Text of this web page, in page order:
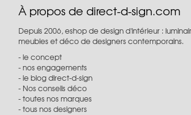
À propos de direct-d-sign.com
Depuis 2006, eshop de design d'intérieur :
meubles et déco de designers contemporains.
le concept
nos engagements
le blog direct-d-sign
Nos conseils déco
toutes nos marques
tous nos designers